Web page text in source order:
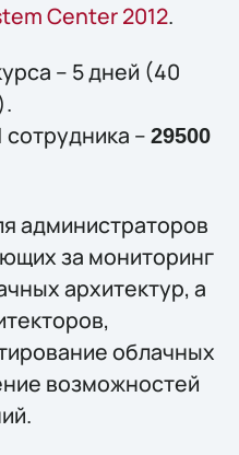
Center 2012.
– 5 дней (40
– 29500
администраторов
за мониторинг
архитектур, а
облачных
возможностей